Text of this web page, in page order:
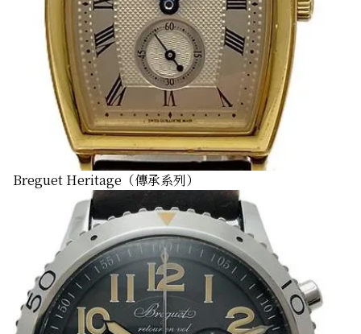
Breguet Heritage（傳承系列）